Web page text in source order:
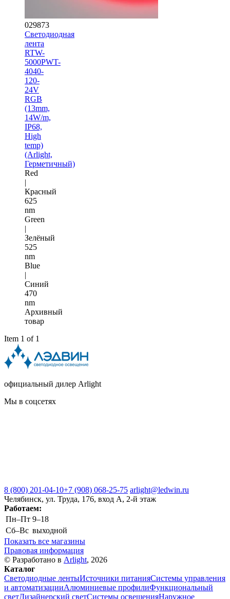
029873
Светодиодная
лента
RTW-
5000PWT-
4040-
120-
24V
RGB
(13mm,
14W/m,
IP68,
High
temp)
(Arlight,
Герметичный)
Red
|
Красный
625
nm
Green
|
Зелёный
525
nm
Blue
|
Синий
470
nm
Архивный
товар
Item 1 of 1
официальный дилер Arlight
Мы в соцсетях
8 (800) 201-04-10+7 (908) 068-25-75 arlight@ledwin.ru
Челябинск, ул. Труда, 176, вход А, 2-й этаж
Работаем:
Пн–Пт 9–18
Сб–Вс выходной
Показать все магазины
Правовая информация
© Разработано в Arlight, 2026
Каталог
Светодиодные лентыИсточники питанияСистемы управления
и автоматизацииАлюминиевые профилиФункциональный
светДизайнерский светСистемы освещенияНаружное